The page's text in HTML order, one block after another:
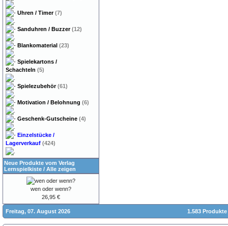
Uhren / Timer(7)
Sanduhren / Buzzer(12)
Blankomaterial (23)
Spielekartons /
Schachteln (5)
Spielezubehör(61)
Motivation / Belohnung (6)
Geschenk-Gutscheine (4)
Einzelstücke /
Lagerverkauf (424)
Neue Produkte vom Verlag
Lernspielkiste / Alle zeigen
wen oder wenn?
26,95 €
Freitag, 07. August 2026 1.583